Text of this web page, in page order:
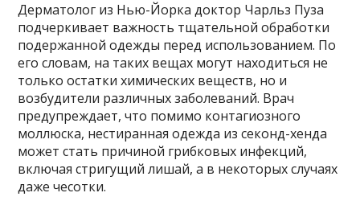
Дерматолог из Нью-Йорка доктор Чарльз Пуза
подчеркивает важность тщательной обработки
подержанной одежды перед использованием. По
его словам, на таких вещах могут находиться не
только остатки химических веществ, но и
возбудители различных заболеваний. Врач
предупреждает, что помимо контагиозного
моллюска, нестиранная одежда из секонд-хенда
может стать причиной грибковых инфекций,
включая стригущий лишай, а в некоторых случаях
даже чесотки.